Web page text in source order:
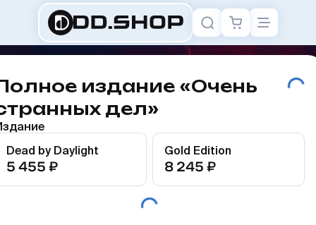
издание «Очень
дел»
Dead by Daylight
5 455 ₽
Gold Edition
8 245 ₽